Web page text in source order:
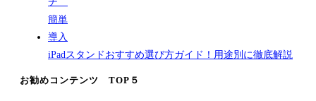
iPadスタンドおすすめ選び方ガイド！用途別に徹底解説
お勧めコンテンツ TOP５